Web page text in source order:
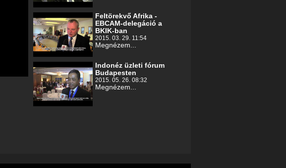
Feltörekvő Afrika -
EBCAM-delegáció a
BKIK-ban
2015. 03. 29. 11:54
Megnézem...
Indonéz üzleti fórum
Budapesten
2015. 05. 26. 08:32
Megnézem...